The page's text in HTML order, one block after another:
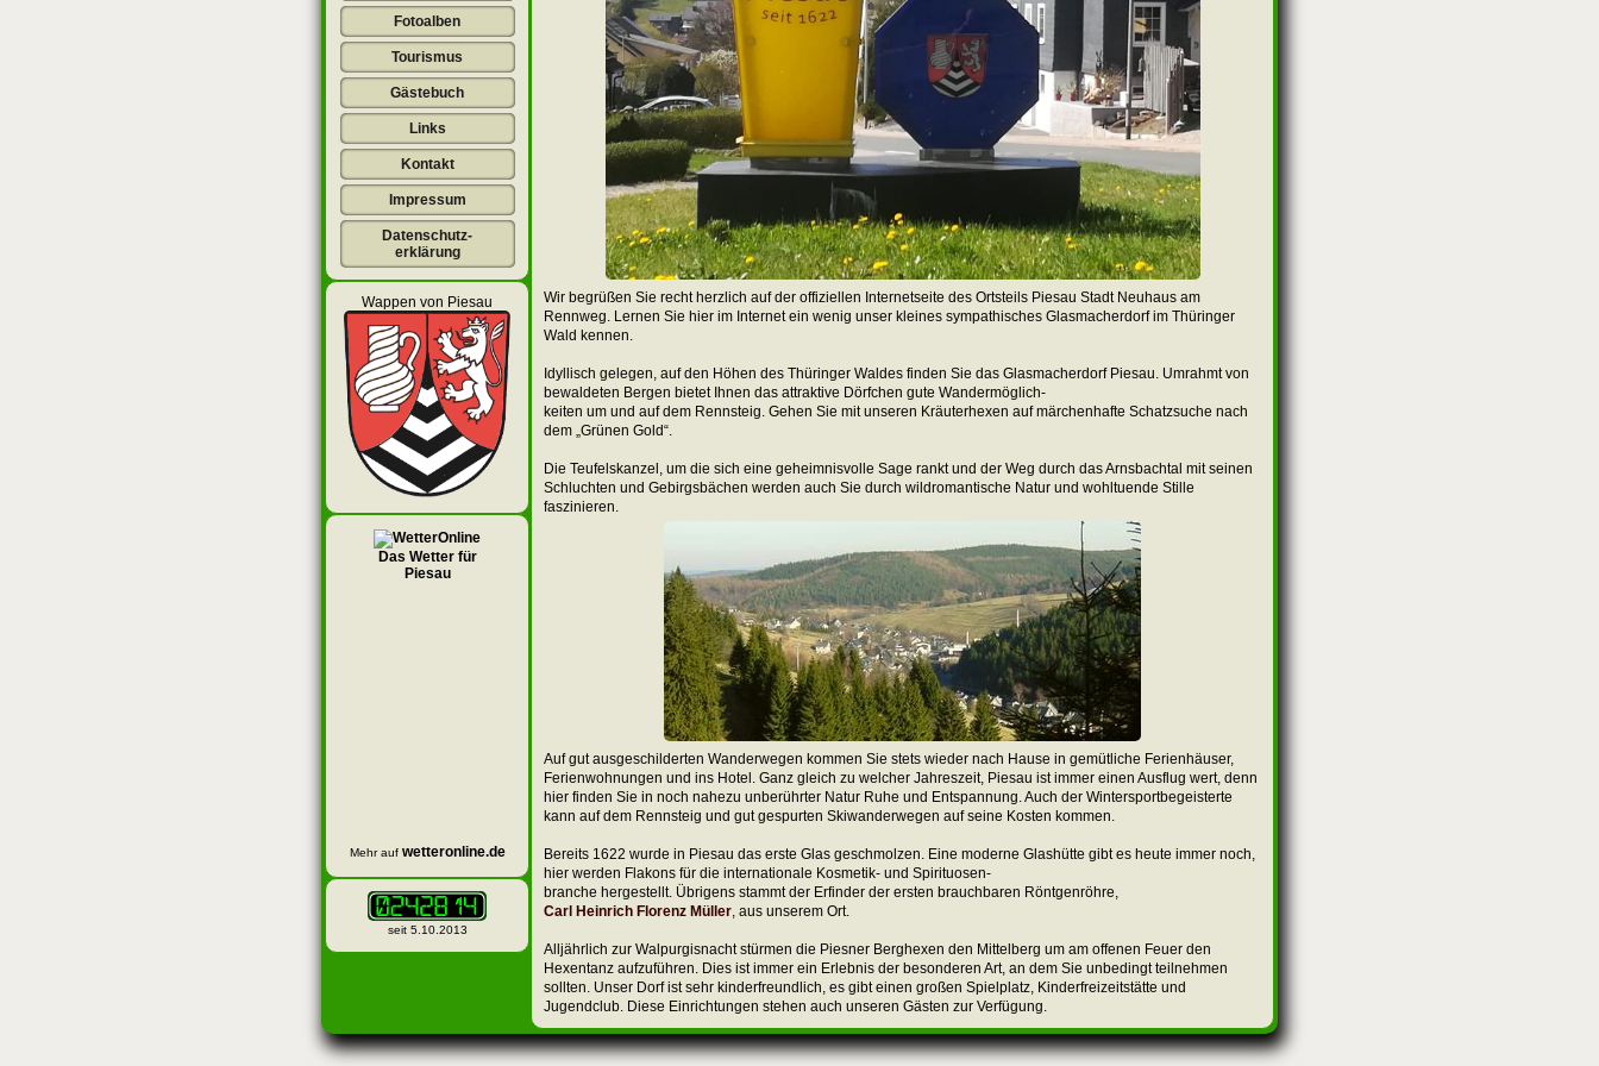
Fotoalben
Tourismus
Gästebuch
Links
Kontakt
Impressum
Datenschutz-
erklärung
Wappen von Piesau
Das Wetter für
Piesau
Mehr auf wetteronline.de
seit 5.10.2013
Wir begrüßen Sie recht herzlich auf der offiziellen Internetseite des Ortsteils Piesau Stadt Neuhaus am
Rennweg. Lernen Sie hier im Internet ein wenig unser kleines sympathisches Glasmacherdorf im Thüringer
Wald kennen.
Idyllisch gelegen, auf den Höhen des Thüringer Waldes finden Sie das Glasmacherdorf Piesau. Umrahmt von
bewaldeten Bergen bietet Ihnen das attraktive Dörfchen gute Wandermöglich-
keiten um und auf dem Rennsteig. Gehen Sie mit unseren Kräuterhexen auf märchenhafte Schatzsuche nach
dem „Grünen Gold“.
Die Teufelskanzel, um die sich eine geheimnisvolle Sage rankt und der Weg durch das Arnsbachtal mit seinen
Schluchten und Gebirgsbächen werden auch Sie durch wildromantische Natur und wohltuende Stille
faszinieren.
Auf gut ausgeschilderten Wanderwegen kommen Sie stets wieder nach Hause in gemütliche Ferienhäuser,
Ferienwohnungen und ins Hotel. Ganz gleich zu welcher Jahreszeit, Piesau ist immer einen Ausflug wert, denn
hier finden Sie in noch nahezu unberührter Natur Ruhe und Entspannung. Auch der Wintersportbegeisterte
kann auf dem Rennsteig und gut gespurten Skiwanderwegen auf seine Kosten kommen.
Bereits 1622 wurde in Piesau das erste Glas geschmolzen. Eine moderne Glashütte gibt es heute immer noch,
hier werden Flakons für die internationale Kosmetik- und Spirituosen-
branche hergestellt. Übrigens stammt der Erfinder der ersten brauchbaren Röntgenröhre,
Carl Heinrich Florenz Müller, aus unserem Ort.
Alljährlich zur Walpurgisnacht stürmen die Piesner Berghexen den Mittelberg um am offenen Feuer den
Hexentanz aufzuführen. Dies ist immer ein Erlebnis der besonderen Art, an dem Sie unbedingt teilnehmen
sollten. Unser Dorf ist sehr kinderfreundlich, es gibt einen großen Spielplatz, Kinderfreizeitstätte und
Jugendclub. Diese Einrichtungen stehen auch unseren Gästen zur Verfügung.